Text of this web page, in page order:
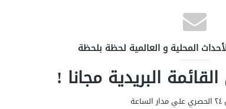
المحلية و العالمية لحظة بلحظة
البريدية مجانا !